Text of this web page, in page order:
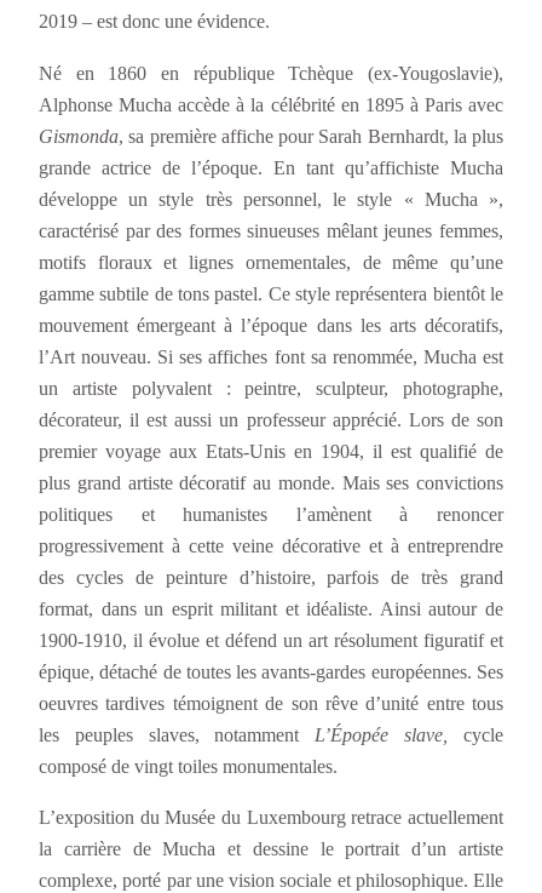
2019 – est donc une évidence.
Né en 1860 en république Tchèque (ex-Yougoslavie),
Alphonse Mucha accède à la célébrité en 1895 à Paris avec
Gismonda, sa première affiche pour Sarah Bernhardt, la plus
grande actrice de l’époque. En tant qu’affichiste Mucha
développe un style très personnel, le style « Mucha »,
caractérisé par des formes sinueuses mêlant jeunes femmes,
motifs floraux et lignes ornementales, de même qu’une
gamme subtile de tons pastel. Ce style représentera bientôt le
mouvement émergeant à l’époque dans les arts décoratifs,
l’Art nouveau. Si ses affiches font sa renommée, Mucha est
un artiste polyvalent : peintre, sculpteur, photographe,
décorateur, il est aussi un professeur apprécié. Lors de son
premier voyage aux Etats-Unis en 1904, il est qualifié de
plus grand artiste décoratif au monde. Mais ses convictions
politiques et humanistes l’amènent à renoncer
progressivement à cette veine décorative et à entreprendre
des cycles de peinture d’histoire, parfois de très grand
format, dans un esprit militant et idéaliste. Ainsi autour de
1900-1910, il évolue et défend un art résolument figuratif et
épique, détaché de toutes les avants-gardes européennes. Ses
oeuvres tardives témoignent de son rêve d’unité entre tous
les peuples slaves, notamment L’Épopée slave,
cycle
composé de vingt toiles monumentales.
L’exposition du Musée du Luxembourg retrace actuellement
la carrière de Mucha et dessine le portrait d’un artiste
complexe, porté par une vision sociale et philosophique. Elle